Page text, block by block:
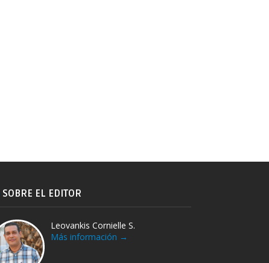
SOBRE EL EDITOR
Leovankis Cornielle S.
Más información →